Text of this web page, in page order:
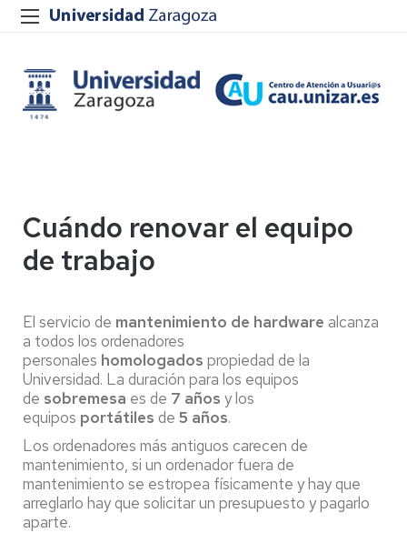
Cuándo renovar el equipo
de trabajo
El servicio de mantenimiento de hardware alcanza
a todos los ordenadores
personales homologados propiedad de la
Universidad. La duración para los equipos
de sobremesa es de 7 años y los
equipos portátiles de 5 años.
Los ordenadores más antiguos carecen de
mantenimiento, si un ordenador fuera de
mantenimiento se estropea físicamente y hay que
arreglarlo hay que solicitar un presupuesto y pagarlo
aparte.